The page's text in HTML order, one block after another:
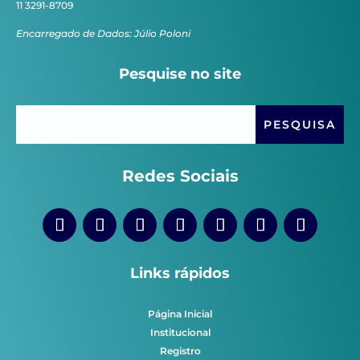
11 3291-8709
Encarregado de Dados: Júlio Poloni
Pesquise no site
Redes Sociais
Links rápidos
Página Inicial
Institucional
Registro